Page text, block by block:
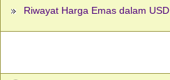
Riwayat Harga Emas dalam USD